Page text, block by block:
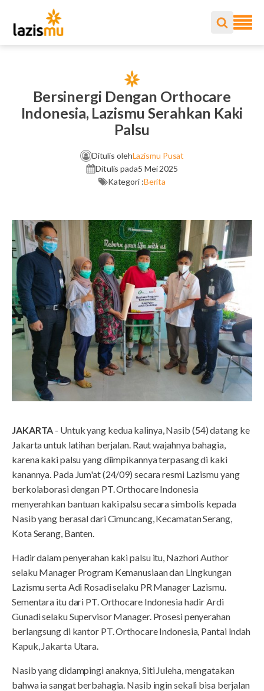
Bersinergi Dengan Orthocare
Indonesia, Lazismu Serahkan Kaki
Palsu
Ditulis olehLazismu Pusat
Ditulis pada5 Mei 2025
Kategori :Berita
JAKARTA - Untuk yang kedua kalinya, Nasib (54) datang ke
Jakarta untuk latihan berjalan. Raut wajahnya bahagia,
karena kaki palsu yang diimpikannya terpasang di kaki
kanannya. Pada Jum'at (24/09) secara resmi Lazismu yang
berkolaborasi dengan PT. Orthocare Indonesia
menyerahkan bantuan kaki palsu secara simbolis kepada
Nasib yang berasal dari Cimuncang, Kecamatan Serang,
Kota Serang, Banten.
Hadir dalam penyerahan kaki palsu itu, Nazhori Author
selaku Manager Program Kemanusiaan dan Lingkungan
Lazismu serta Adi Rosadi selaku PR Manager Lazismu.
Sementara itu dari PT. Orthocare Indonesia hadir Ardi
Gunadi selaku Supervisor Manager. Prosesi penyerahan
berlangsung di kantor PT. Orthocare Indonesia, Pantai Indah
Kapuk, Jakarta Utara.
Nasib yang didampingi anaknya, Siti Juleha, mengatakan
bahwa ia sangat berbahagia. Nasib ingin sekali bisa berjalan